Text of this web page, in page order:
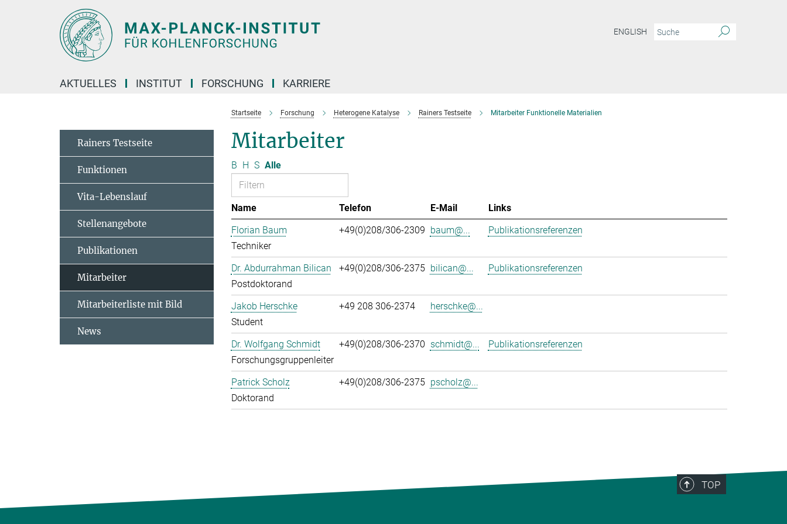
ENGLISH
AKTUELLES INSTITUT FORSCHUNG KARRIERE
Startseite Forschung Heterogene Katalyse Rainers Testseite Mitarbeiter Funktionelle Materialien
Mitarbeiter
B H S Alle
Name Telefon E-Mail
Links
Florian Baum
Techniker
+49(0)208/306-2309 baum@... Publikationsreferenzen
Dr. Abdurrahman Bilican
Postdoktorand
+49(0)208/306-2375 bilican@... Publikationsreferenzen
Jakob Herschke
Student
+49 208 306-2374 herschke@...
Dr. Wolfgang Schmidt
Forschungsgruppenleiter
+49(0)208/306-2370 schmidt@... Publikationsreferenzen
Patrick Scholz
Doktorand
+49(0)208/306-2375 pscholz@...
Rainers Testseite
Funktionen
Vita-Lebenslauf
Stellenangebote
Publikationen
Mitarbeiter
Mitarbeiterliste mit Bild
News
TOP